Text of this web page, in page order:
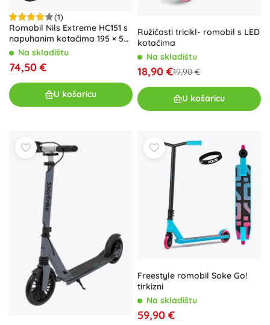
(1)
Romobil Nils Extreme HC151 s
napuhanim kotačima 195 × 50
mmNa skladištu
74,50 €
U košaricu
Ružičasti tricikl- romobil s LED
kotačima
Na skladištu
18,90 €19,90 €
U košaricu
Freestyle romobil Soke Go!
tirkizni
Na skladištu
59,90 €